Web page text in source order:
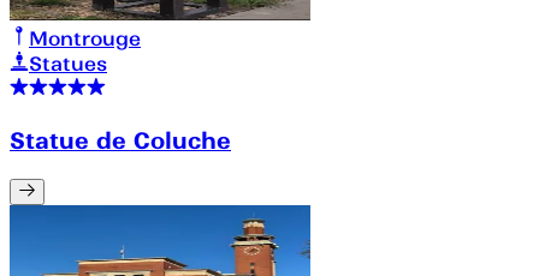
Montrouge
Statues
Statue de Coluche